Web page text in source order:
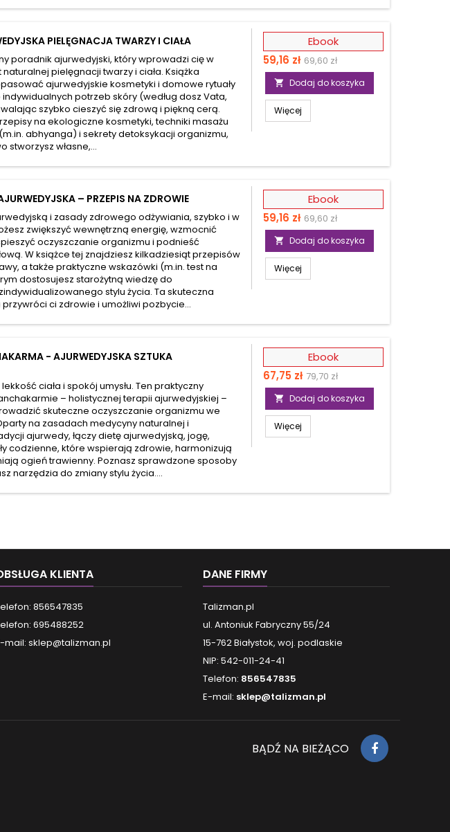
PIELĘGNACJA TWARZY I CIAŁA
poradnik ajurwedyjski, który wprowadzi cię w
pielęgnacji twarzy i ciała. Książka
ajurwedyjskie kosmetyki i domowe rytuały
potrzeb skóry (według dosz Vata,
szybko cieszyć się zdrową i piękną cerą.
na ekologiczne kosmetyki, techniki masażu
abhyanga) i sekrety detoksykacji organizmu,
stworzysz własne,...
Ebook
Cena
59,16 zł 69,60 zł
 Dodaj do koszyka
Więcej
– PRZEPIS NA ZDROWIE
i zasady zdrowego odżywiania, szybko i w
zwiększyć wewnętrzną energię, wzmocnić
oczyszczanie organizmu i podnieść
W książce tej znajdziesz kilkadziesiąt przepisów
a także praktyczne wskazówki (m.in. test na
dostosujesz starożytną wiedzę do
stylu życia. Ta skuteczna
ci zdrowie i umożliwi pozbycie...
Ebook
Cena
59,16 zł Cena
podstawowa
69,60 zł
 Dodaj do koszyka
Więcej
- AJURWEDYJSKA SZTUKA
ciała i spokój umysłu. Ten praktyczny
– holistycznej terapii ajurwedyjskiej –
skuteczne oczyszczanie organizmu we
na zasadach medycyny naturalnej i
ajurwedy, łączy dietę ajurwedyjską, jogę,
codzienne, które wspierają zdrowie, harmonizują
ogień trawienny. Poznasz sprawdzone sposoby
narzędzia do zmiany stylu życia....
Ebook
Cena
67,75 zł 79,70 zł
 Dodaj do koszyka
Więcej
KLIENTA
856547835
695488252
mail: sklep@talizman.pl
DANE FIRMY
Talizman.pl
ul. Antoniuk Fabryczny 55/24
15-762 Białystok, woj. podlaskie
NIP: 542-011-24-41
Telefon: 856547835
E-mail: sklep@talizman.pl
BĄDŹ NA BIEŻĄCO